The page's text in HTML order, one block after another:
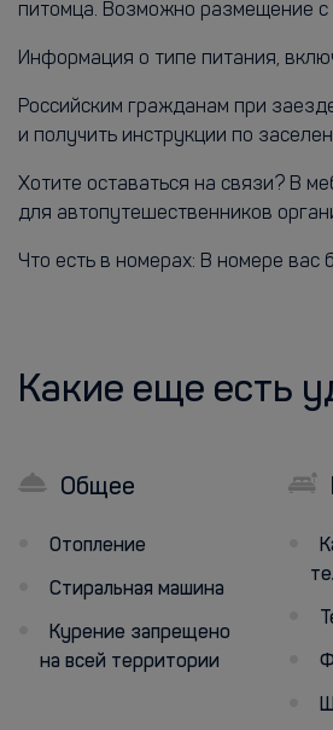
питомца. Возможно размещение
Информация о типе питания,
Российским гражданам при
и получить инструкции по
Хотите оставаться на связи? В
для автопутешественников
Что есть в номерах: В номере вас
Какие еще есть
Общее
Отопление
Стиральная машина
Курение запрещено
на всей территории